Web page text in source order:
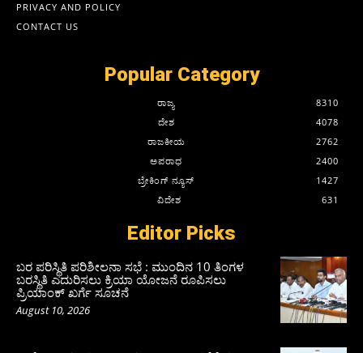
PRIVACY AND POLICY
CONTACT US
Popular Category
ರಾಜ್ಯ
8310
ದೇಶ
4078
ರಾಜಕೀಯ
2762
ಅಪರಾಧ
2400
ಬ್ರೇಕಿಂಗ್ ನ್ಯೂಸ್
1427
ವಿದೇಶ
631
Editor Picks
ಬರ ಪರಿಸ್ಥಿತಿ ಪರಿಶೀಲನಾ ಸಭೆ : ಮುಂದಿನ 10 ತಿಂಗಳ
ಬರಸ್ಥಿತಿ ಎದುರಿಸಲು ಕ್ರಿಯಾ ಯೋಜನೆ ರೂಪಿಸಲು
ಪ್ರಿಯಾಂಕ್ ಖರ್ಗೆ ಸೂಚನೆ
August 10, 2026